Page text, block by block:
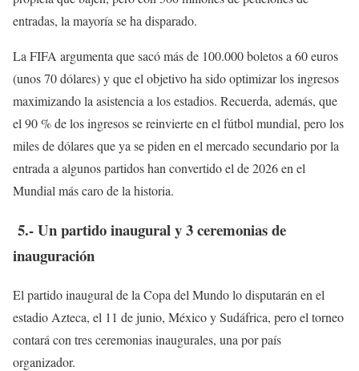
entradas, la mayoría se ha disparado.
La FIFA argumenta que sacó más de 100.000 boletos a 60 euros
(unos 70 dólares) y que el objetivo ha sido optimizar los ingresos
maximizando la asistencia a los estadios. Recuerda, además, que
el 90 % de los ingresos se reinvierte en el fútbol mundial, pero los
miles de dólares que ya se piden en el mercado secundario por la
entrada a algunos partidos han convertido el de 2026 en el
Mundial más caro de la historia.
5.- Un partido inaugural y 3 ceremonias de
inauguración
El partido inaugural de la Copa del Mundo lo disputarán en el
estadio Azteca, el 11 de junio, México y Sudáfrica, pero el torneo
contará con tres ceremonias inaugurales, una por país
organizador.